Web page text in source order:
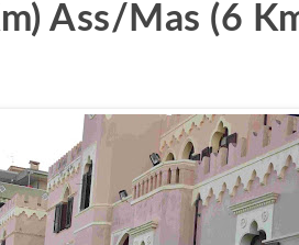
Ass/Mas (6